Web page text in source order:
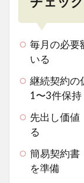
毎月の必要
いる
継続契約の
1〜3件保持
先出し価値
る
簡易契約書
を準備